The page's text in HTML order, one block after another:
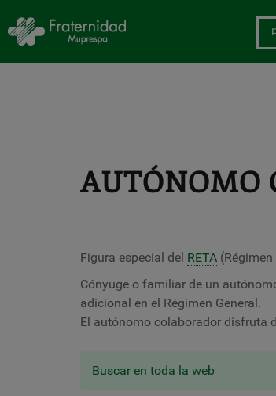
AUTÓNOMO
Figura especial del RETA
Cónyuge o familiar de un
adicional en el Régimen General.
El autónomo colaborador disfruta
Buscar en toda la web